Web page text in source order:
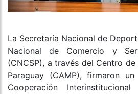
La Secretaría Nacional de
Nacional de Comercio y
(CNCSP), a través del Centro
Paraguay (CAMP), firmaron
Cooperación